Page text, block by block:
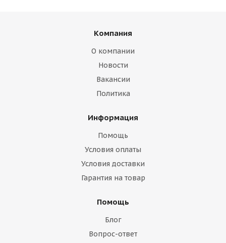
Компания
О компании
Новости
Вакансии
Политика
Информация
Помощь
Условия оплаты
Условия доставки
Гарантия на товар
Помощь
Блог
Вопрос-ответ